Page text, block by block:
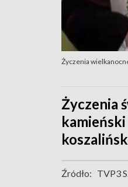
Życzenia
Życzenia
Źródło: TVP3